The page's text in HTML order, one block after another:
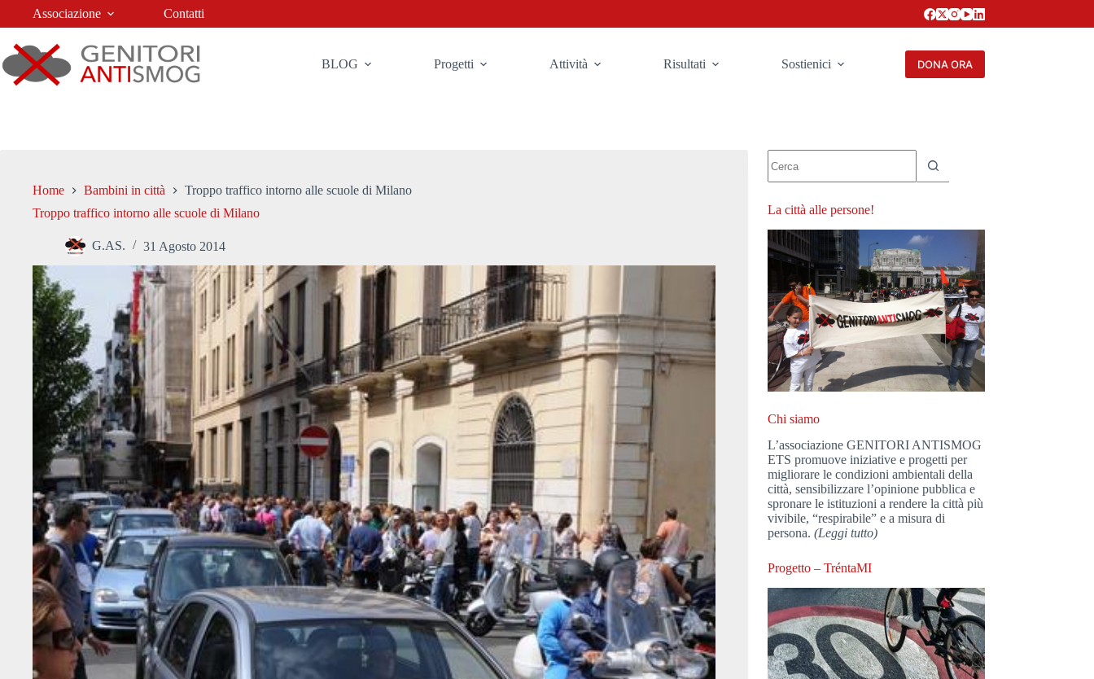
Associazione Contatti
BLOG Progetti Attività Risultati Sostienici DONA ORA
Home Bambini in città
Troppo traffico intorno alle scuole di Milano
Troppo traffico intorno alle scuole di Milano
G.AS. 31 Agosto 2014
risultato
La città alle persone!
Chi siamo
L’associazione GENITORI ANTISMOG
ETS promuove iniziative e progetti per
migliorare le condizioni ambientali della
città, sensibilizzare l’opinione pubblica e
spronare le istituzioni a rendere la città più
vivibile, “respirabile” e a misura di
persona.(Leggi tutto)
Progetto – TréntaMI